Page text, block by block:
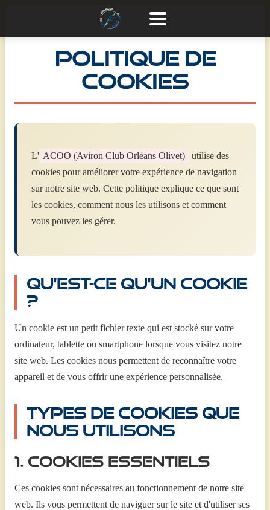
Politique de
cookies
L' ACOO (Aviron Club Orléans Olivet)
utilise des
cookies pour améliorer votre expérience de navigation
sur notre site web. Cette politique explique ce que sont
les cookies, comment nous les utilisons et comment
vous pouvez les gérer.
Qu'est-ce qu'un cookie
?
Un cookie est un petit fichier texte qui est stocké sur votre
ordinateur, tablette ou smartphone lorsque vous visitez notre
site web. Les cookies nous permettent de reconnaître votre
appareil et de vous offrir une expérience personnalisée.
Types de cookies que
nous utilisons
1. Cookies essentiels
Ces cookies sont nécessaires au fonctionnement de notre site
web. Ils vous permettent de naviguer sur le site et d'utiliser ses